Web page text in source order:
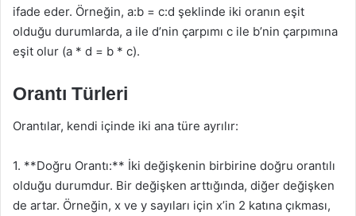
ifade eder. Örneğin, a:b = c:d şeklinde iki oranın eşit
olduğu durumlarda, a ile d’nin çarpımı c ile b’nin çarpımına
eşit olur (a * d = b * c).
Orantı Türleri
Orantılar, kendi içinde iki ana türe ayrılır:
1. **Doğru Orantı:** İki değişkenin birbirine doğru orantılı
olduğu durumdur. Bir değişken arttığında, diğer değişken
de artar. Örneğin, x ve y sayıları için x’in 2 katına çıkması,